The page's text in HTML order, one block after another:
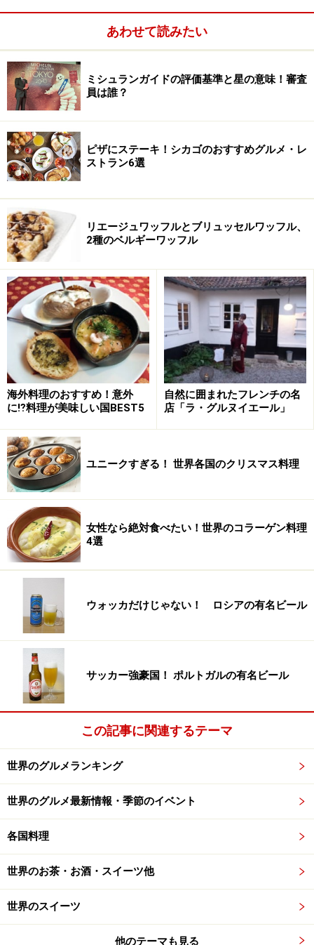
アイルランドのチーズ
アイルランドでは数百年前からチーズ作りが行われてき
ましたが、盛り上がりをみせているのはごく最近の話。
1976年にフェロニカ・スティールが作ったウォッシュ製
法の「ミリーンズ」がきっかけでした。ゴーダにも似た
「クーレエ」、ヤギや羊で作るクリーミーな「ノックド
リナ・ゴールド」など、新しいチーズも次々に賞を獲得
しています。
＜世界のチーズ
フランスのチーズ
イタリアのチーズ
スペイン・ポルトガルのチーズ
オランダ・ベルギーのチーズ
スイス・ドイツのチーズ
ギリシャ・トルコ・キプロスのチーズ
アメリカ・カナダ・メキシコのチーズ
アジア・オーストラリア・ニュージーランドのチー
ズ
イギリス、アイルランドのチーズ
※記事内容は執筆時点のものです。最新の内容をご確認くださ
い。
※海外を訪れる際には最新情報の入手に努め、「
ホームページ 」を確認するなど、安全確保に十分注意を払ってく
ださい。
あわせて読みたい
ミシュランガイドの評価基準と星の意味！審査
員は誰？
ピザにステーキ！シカゴのおすすめグルメ・レ
ストラン6選
リエージュワッフルとブリュッセルワッフル、
2種のベルギーワッフル
海外料理のおすすめ！意外
に⁉料理が美味しい国BEST5
自然に囲まれたフレンチの名
店「ラ・グルヌイエール」
ユニークすぎる！ 世界各国のクリスマス料理
女性なら絶対食べたい！世界のコラーゲン料理
4選
ウォッカだけじゃない！ ロシアの有名ビール
サッカー強豪国！ ポルトガルの有名ビール
この記事に関連するテーマ
世界のグルメランキング
世界のグルメ最新情報・季節のイベント
各国料理
世界のお茶・お酒・スイーツ他
世界のスイーツ
他のテーマも見る